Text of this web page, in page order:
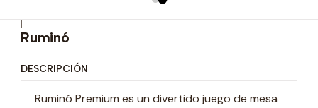
|
Ruminó
DESCRIPCIÓN
Ruminó Premium es un divertido juego de mesa